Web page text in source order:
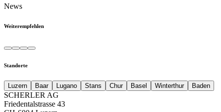
News
Weiterempfehlen
Standorte
Luzern Baar Lugano Stans Chur Basel Winterthur Baden
SCHERLER AG
Friedentalstrasse 43